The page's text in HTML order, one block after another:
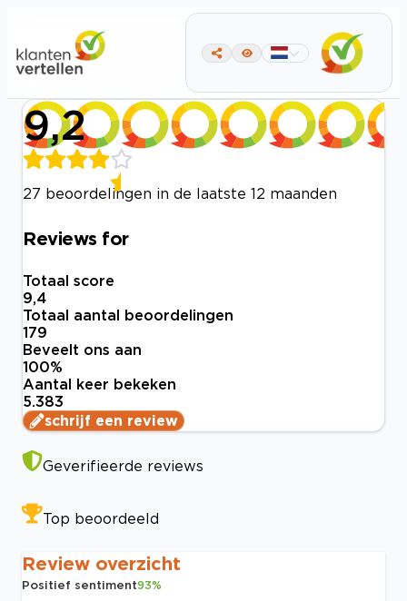
9,2
27 beoordelingen in de laatste 12 maanden
Reviews for
Totaal score
9,4
Totaal aantal beoordelingen
179
Beveelt ons aan
100%
Aantal keer bekeken
5.383
schrijf een review
Geverifieerde reviews
Top beoordeeld
Review overzicht
Positief sentiment93%